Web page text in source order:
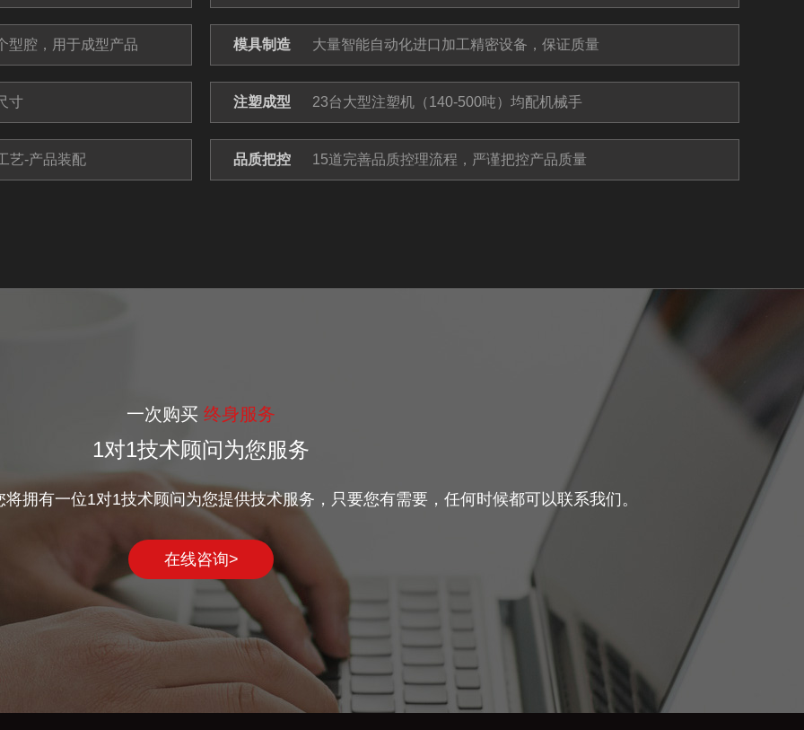
型腔，用于成型产品 模具制造 大量智能自动化进口加工精密设备，保证质量
寸 注塑成型 23台大型注塑机（140-500吨）均配机械手
艺-产品装配 品质把控 15道完善品质控理流程，严谨把控产品质量
一次购买 终身服务
1对1技术顾问为您服务
拥有一位1对1技术顾问为您提供技术服务，只要您有需要，任何时候都可以联系我们。
在线咨询>